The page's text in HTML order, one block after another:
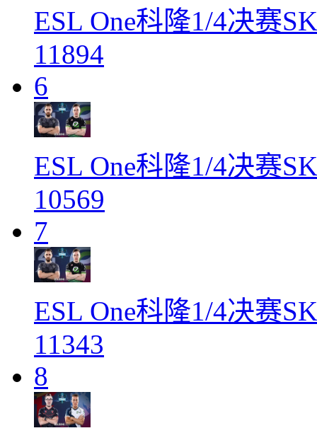
ESL One科隆1/4决赛
11894
6
ESL One科隆1/4决赛
10569
7
ESL One科隆1/4决赛
11343
8